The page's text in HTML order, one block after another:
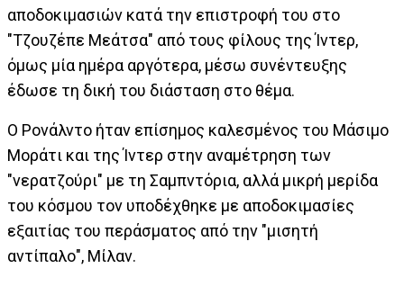
αποδοκιμασιών κατά την επιστροφή του στο
"Τζουζέπε Μεάτσα" από τους φίλους της Ίντερ,
όμως μία ημέρα αργότερα, μέσω συνέντευξης
έδωσε τη δική του διάσταση στο θέμα.
Ο Ρονάλντο ήταν επίσημος καλεσμένος του Μάσιμο
Μοράτι και της Ίντερ στην αναμέτρηση των
"νερατζούρι" με τη Σαμπντόρια, αλλά μικρή μερίδα
του κόσμου τον υποδέχθηκε με αποδοκιμασίες
εξαιτίας του περάσματος από την "μισητή
αντίπαλο", Μίλαν.